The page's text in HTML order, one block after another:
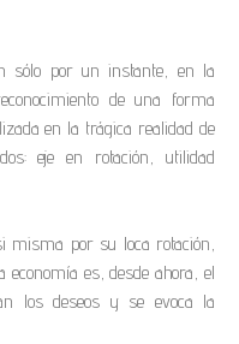
sólo por un instante, en la
de una forma
en la trágica realidad de
eje en rotación, utilidad
misma por su loca rotación,
es, desde ahora, el
los deseos y se evoca la